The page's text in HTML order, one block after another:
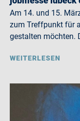
Am 14. und 15.
zum Treffpunkt für
gestalten möchten.
WEITERLESEN